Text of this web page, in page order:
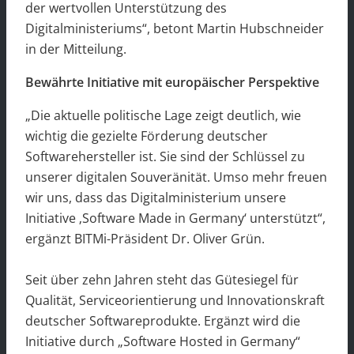
der wertvollen Unterstützung des
Digitalministeriums“, betont Martin Hubschneider
in der Mitteilung.
Bewährte Initiative mit europäischer Perspektive
„Die aktuelle politische Lage zeigt deutlich, wie
wichtig die gezielte Förderung deutscher
Softwarehersteller ist. Sie sind der Schlüssel zu
unserer digitalen Souveränität. Umso mehr freuen
wir uns, dass das Digitalministerium unsere
Initiative ‚Software Made in Germany‘ unterstützt“,
ergänzt BITMi-Präsident Dr. Oliver Grün.
Seit über zehn Jahren steht das Gütesiegel für
Qualität, Serviceorientierung und Innovationskraft
deutscher Softwareprodukte. Ergänzt wird die
Initiative durch „Software Hosted in Germany“